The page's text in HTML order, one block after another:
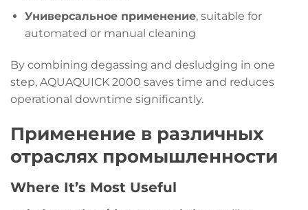
Универсальное применение, suitable for
automated or manual cleaning
By combining degassing and desludging in one
step, AQUAQUICK 2000 saves time and reduces
operational downtime significantly.
Применение в различных
отраслях промышленности
Where It’s Most Useful